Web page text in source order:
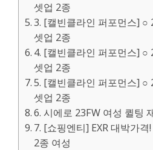
셋업 2종
3. [캘빈클라인 퍼포먼스] ○
셋업 2종
4. [캘빈클라인 퍼포먼스] ○
셋업 2종
5. [캘빈클라인 퍼포먼스] ○
셋업 2종
6. 시에로 23FW 여성 퀼팅
7. [쇼핑엔티] EXR 대박가
2종 여성